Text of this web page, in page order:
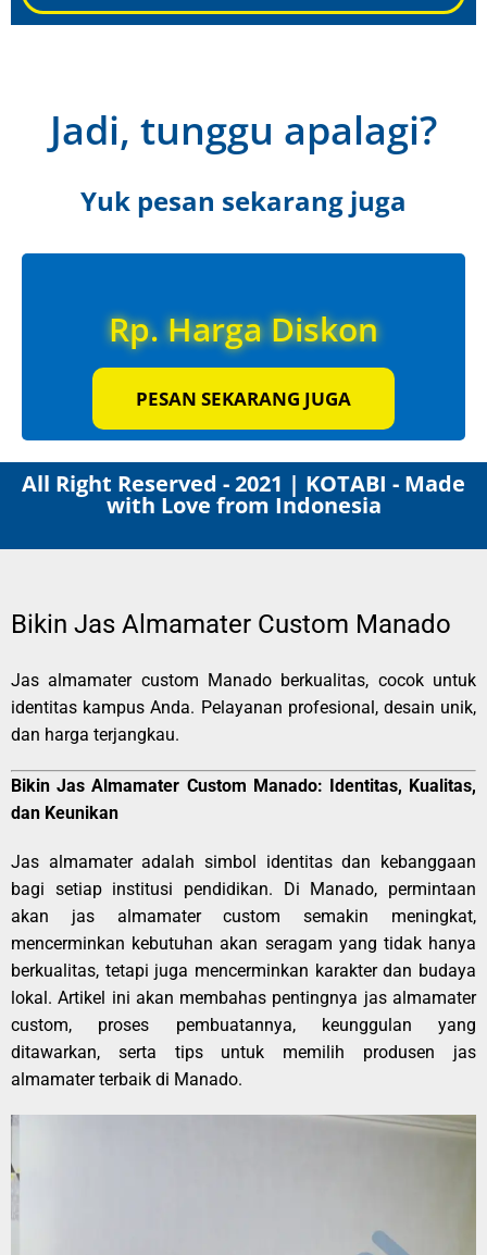
Jadi, tunggu apalagi?
Yuk pesan sekarang juga
Rp. Harga Diskon
PESAN SEKARANG JUGA
All Right Reserved - 2021 | KOTABI - Made
with Love from Indonesia
Bikin Jas Almamater Custom Manado
Jas almamater custom Manado berkualitas, cocok untuk
identitas kampus Anda. Pelayanan profesional, desain unik,
dan harga terjangkau.
Bikin Jas Almamater Custom Manado: Identitas, Kualitas,
dan Keunikan
Jas almamater adalah simbol identitas dan kebanggaan
bagi setiap institusi pendidikan. Di Manado, permintaan
akan jas almamater custom semakin meningkat,
mencerminkan kebutuhan akan seragam yang tidak hanya
berkualitas, tetapi juga mencerminkan karakter dan budaya
lokal. Artikel ini akan membahas pentingnya jas almamater
custom, proses pembuatannya, keunggulan yang
ditawarkan, serta tips untuk memilih produsen jas
almamater terbaik di Manado.